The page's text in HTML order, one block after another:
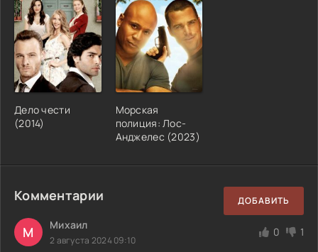
Дело чести
(2014)
Морская
полиция: Лос-
Анджелес (2023)
Комментарии ДОБАВИТЬ
М Михаил
2 августа 2024 09:10
0 1